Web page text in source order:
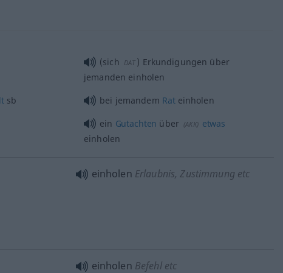
(sich DAT ) Erkundigungen über
jemanden einholen
sb bei jemandem Rateinholen
ein Gutachten über (AKK) etwas
einholen
einholen Erlaubnis, Zustimmung etc
einholen Befehl etc